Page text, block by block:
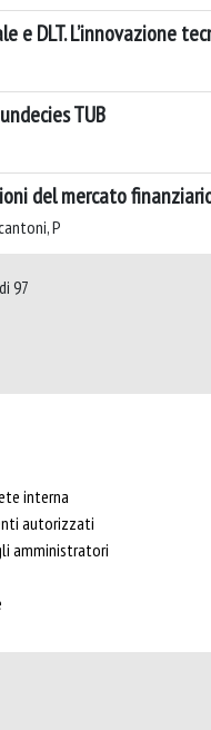
e DLT. L’innovazione
TUB
del mercato
P
97
interna
autorizzati
amministratori